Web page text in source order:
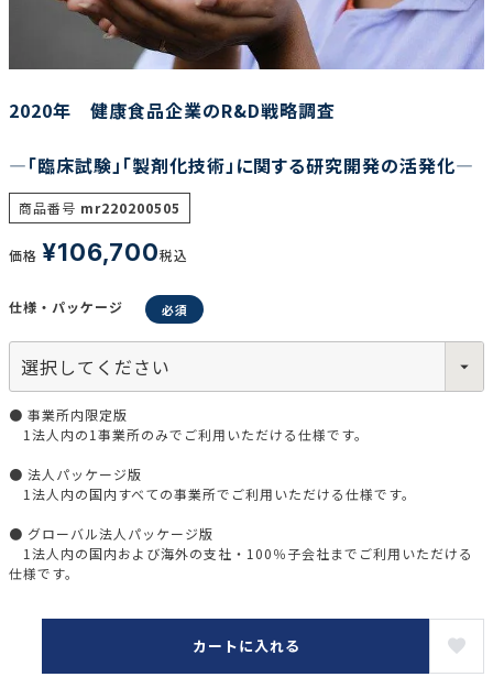
調査の種類で選ぶ
リセット
2020年 健康食品企業のR&D戦略調査
―「臨床試験」「製剤化技術」に関する研究開発の活発化―
商品番号 mr220200505
価格 ¥106,700税込
仕様・パッケージ
● 事業所内限定版
1法人内の1事業所のみでご利用いただける仕様です。
● 法人パッケージ版
1法人内の国内すべての事業所でご利用いただける仕様です。
● グローバル法人パッケージ版
1法人内の国内および海外の支社・100％子会社までご利用いただける
仕様です。
カートに入れる